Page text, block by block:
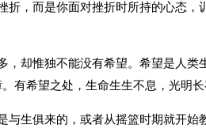
折，而是你面对挫折时所持的心态，
，却惟独不能没有希望。希望是人类
有希望之处，生命生生不息，光明长
与生俱来的，或者从摇篮时期就开始